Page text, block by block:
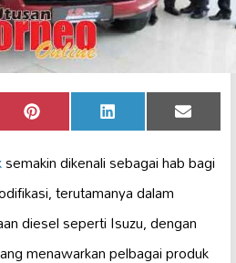
Share
on
Pinterest Share
on
LinkedIn Share
on
Email
semakin dikenali sebagai hab bagi
terutamanya dalam
diesel seperti Isuzu, dengan
menawarkan pelbagai produk